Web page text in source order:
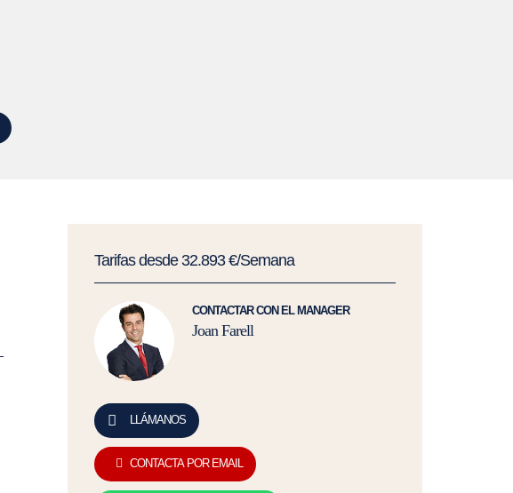
Tarifas desde 32.893 €/Semana
CONTACTAR CON EL MANAGER
Joan Farell
LLÁMANOS
CONTACTA POR EMAIL